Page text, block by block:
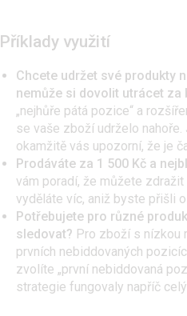
Příklady využití
Chcete udržet své produkty
nemůže si dovolit utrácet za
„nejhůře pátá pozice“ a
se vaše zboží udrželo
okamžitě vás upozorní, že je
Prodáváte za 1 500 Kč a
vám poradí, že můžete
vyděláte víc, aniž byste přišli
Potřebujete pro různé
sledovat? Pro zboží s nízkou
prvních nebiddovaných
zvolíte „první nebiddovaná
strategie fungovaly napříč